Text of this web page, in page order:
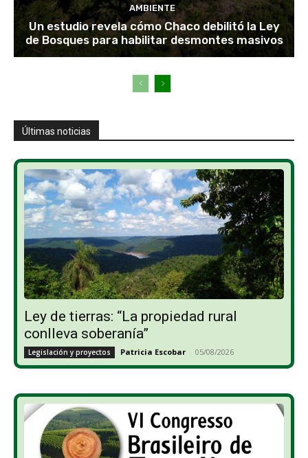
AMBIENTE
Un estudio revela cómo Chaco debilitó la Ley
de Bosques para habilitar desmontes masivos
Últimas noticias
Ley de tierras: “La propiedad rural
conlleva soberanía”
Legislación y proyectos Patricia Escobar - 05/08/2026